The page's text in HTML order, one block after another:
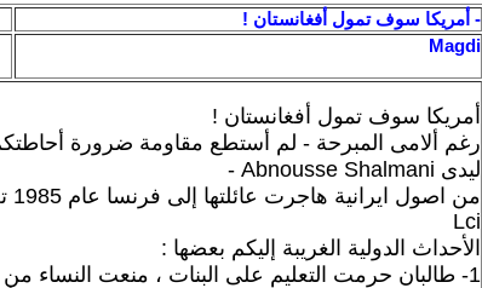
- أمريكا سوف تمول أفغانستان !
Magdi
أمريكا سوف تمول أفغانستان !
رغم ألامى المبرحة - لم أستطع مقاومة ضرورة أحاطتكم
ليدى Abnousse Shalmani -
من اصول ايرانية هاجرت عائلتها إلى فرنسا عام 1985 تعرض فى قناة
Lci
الأحداث الدولية الغريبة إليكم بعضها :
1- طالبان حرمت التعليم على البنات ، منعت النساء